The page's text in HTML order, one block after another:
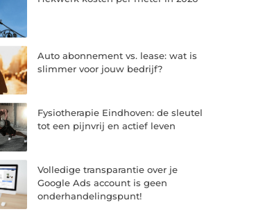
Auto abonnement vs. lease: wat is
slimmer voor jouw bedrijf?
Fysiotherapie Eindhoven: de sleutel
tot een pijnvrij en actief leven
Volledige transparantie over je
Google Ads account is geen
onderhandelingspunt!